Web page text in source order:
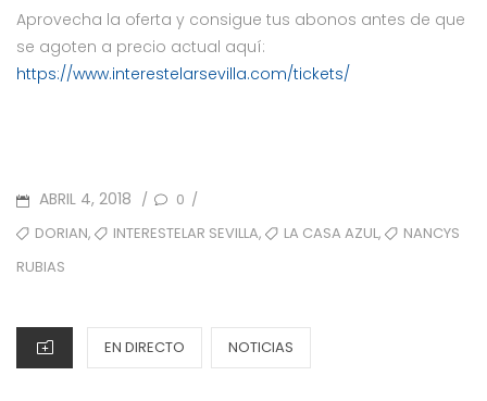
Aprovecha la oferta y consigue tus abonos antes de que
se agoten a precio actual aquí:
https://www.interestelarsevilla.com/tickets/
POSTED
ON
ABRIL 4, 2018 / 0 /
TAGSDORIAN, INTERESTELAR SEVILLA, LA CASA AZUL,
NANCYS
RUBIAS
CATEGORIES
EN DIRECTO NOTICIAS